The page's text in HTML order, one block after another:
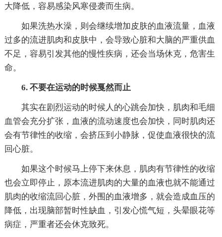
大降低，容易感染风寒侵袭而生病。
如果洗热水澡，则会继续增加皮肤的血液流量，血液
过多的流进肌肉和皮肤中，会导致心脏和大脑的严重供血
不足，容易引发其他的慢性疾病，还会当场休克，危害生
命。
6. 不要在运动的时候戛然而止
其实在剧烈运动的时候人的心跳会加快，肌肉和毛细
血管会充分扩张，血液的流动速度也会加快，同时肌肉还
会有节律性的收缩，会挤压到小静脉，促使血液很快的流
回心脏。
如果这个时候马上停下来休息，肌肉有节律性的收缩
也会立即停止，原本流进肌肉的大量的血液也就不能通过
肌肉的收缩流回心脏，外围的血液增多，就会造成血压的
降低，出现脑部暂时性缺血，引发心慌气短，头晕眼花等
病症，严重者还会休克致死。